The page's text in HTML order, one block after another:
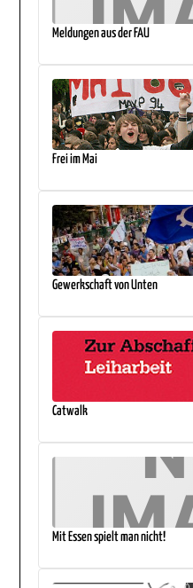
Meldungen aus der FAU
Frei im Mai
Gewerkschaft von Unten
Catwalk
Mit Essen spielt man nicht!